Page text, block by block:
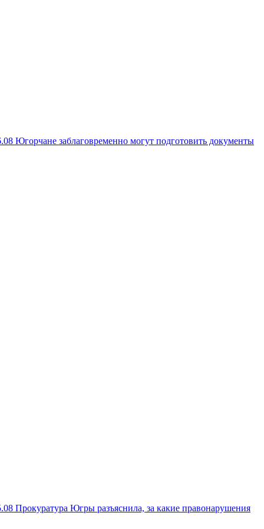
Югорчане заблаговременно могут подготовить документы
Прокуратура Югры разъяснила, за какие правонарушения